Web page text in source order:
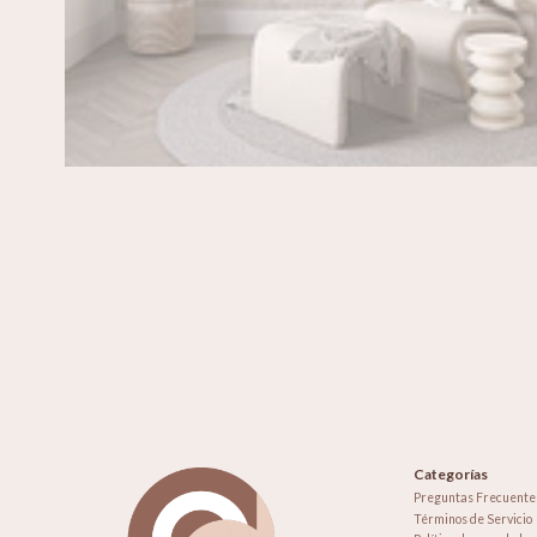
Categorías
Preguntas
Términos de Servicio